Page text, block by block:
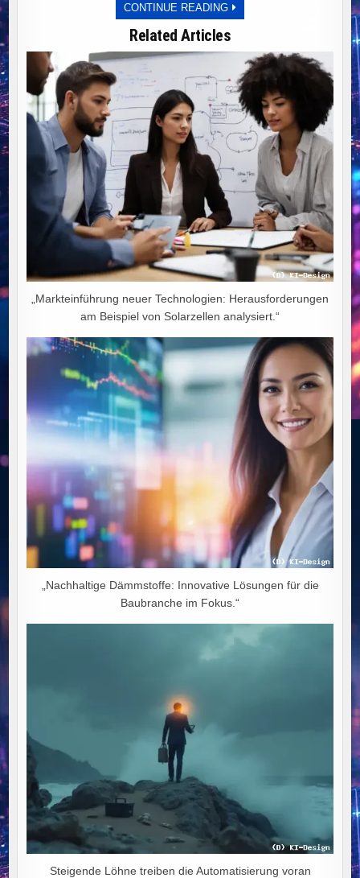
CONTINUE READINGPLANWIRTSCHAFT
UND
DEUTSCHLANDS
WEG
DEN
WIRTSCHAFTLICHEN
NIEDERGANG
Related Articles
„Markteinführung neuer Technologien: Herausforderungen
am Beispiel von Solarzellen analysiert.“
„Nachhaltige Dämmstoffe: Innovative Lösungen für die
Baubranche im Fokus.“
Steigende Löhne treiben die Automatisierung voran